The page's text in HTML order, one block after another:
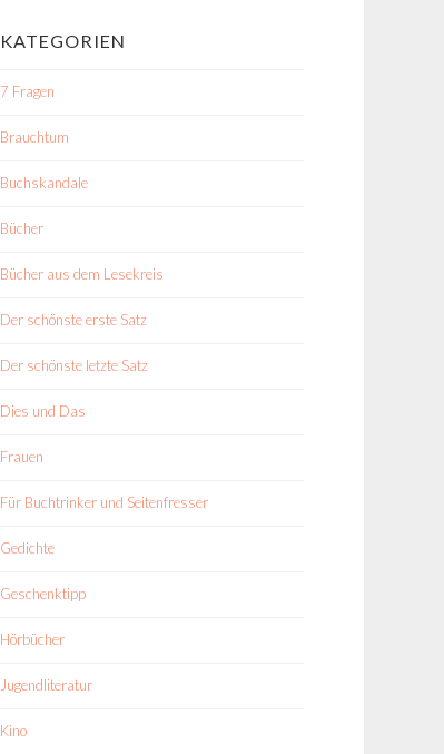
KATEGORIEN
7 Fragen
Brauchtum
Buchskandale
Bücher
Bücher aus dem Lesekreis
Der schönste erste Satz
Der schönste letzte Satz
Dies und Das
Frauen
Für Buchtrinker und Seitenfresser
Gedichte
Geschenktipp
Hörbücher
Jugendliteratur
Kino